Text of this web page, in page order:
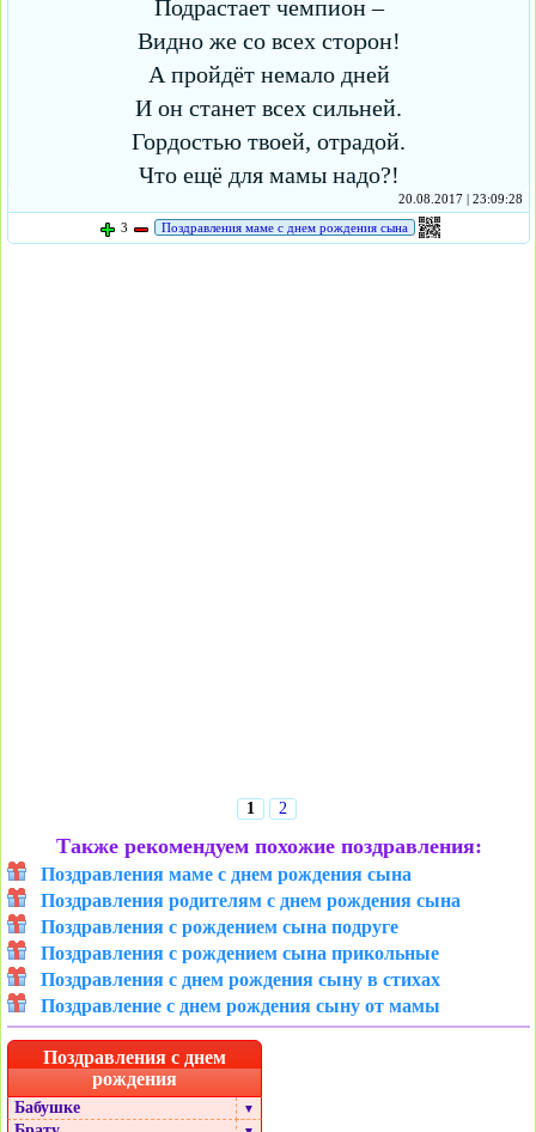
Подрастает чемпион –
Видно же со всех сторон!
А пройдёт немало дней
И он станет всех сильней.
Гордостью твоей, отрадой.
Что ещё для мамы надо?!
20.08.2017 | 23:09:28
3
Поздравления маме с днем рождения сына
1 2
Также рекомендуем похожие поздравления:
Поздравления маме с днем рождения сына
Поздравления родителям с днем рождения сына
Поздравления с рождением сына подруге
Поздравления с рождением сына прикольные
Поздравления с днем рождения сыну в стихах
Поздравление с днем рождения сыну от мамы
Поздравления с днем
рождения
Бабушке ▼